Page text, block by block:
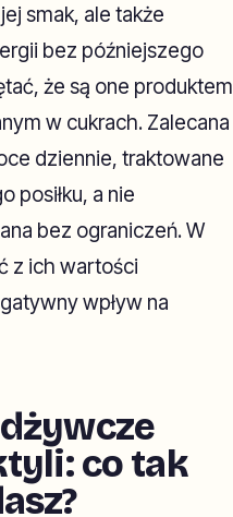
smak, ale także
bez późniejszego
że są one produktem
w cukrach. Zalecana
dziennie, traktowane
posiłku, a nie
bez ograniczeń. W
z ich wartości
wpływ na
co tak